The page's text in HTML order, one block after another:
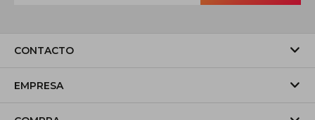
CONTACTO
EMPRESA